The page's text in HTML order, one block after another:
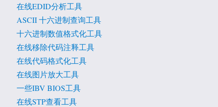
在线EDID分析工具
ASCII 十六进制查询工具
十六进制数值格式化工具
在线移除代码注释工具
在线代码格式化工具
在线图片放大工具
一些IBV BIOS工具
在线STP查看工具